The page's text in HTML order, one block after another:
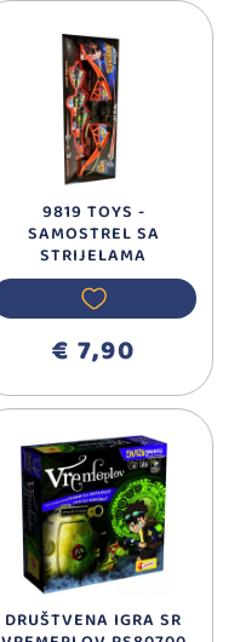
9819 TOYS -
SAMOSTREL SA
STRIJELAMA
€ 7,90
DRUŠTVENA IGRA SR